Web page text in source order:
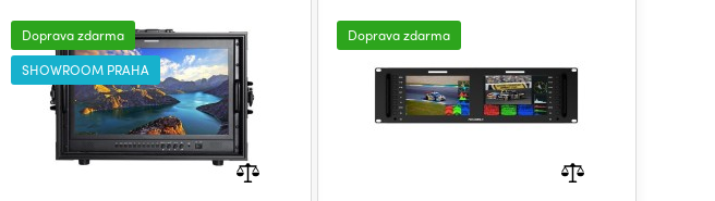
Doprava zdarma
SHOWROOM PRAHA
Doprava zdarma